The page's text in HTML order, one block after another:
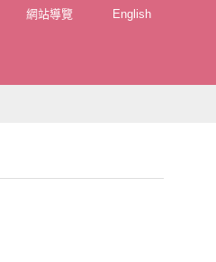
網站導覽 English